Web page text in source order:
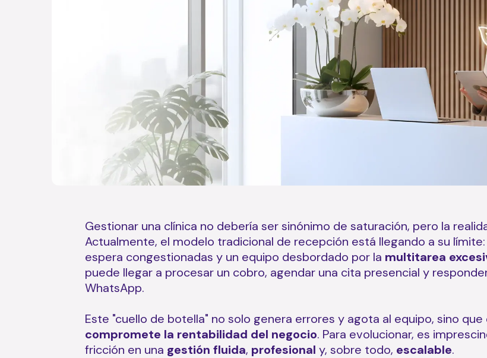
Gestionar una clínica no debería ser sinónimo de saturación, pero la
Actualmente, el modelo tradicional de recepción está llegando a su
espera congestionadas y un equipo desbordado por la multitarea
puede llegar a procesar un cobro, agendar una cita presencial y
WhatsApp.
Este "cuello de botella" no solo genera errores y agota al equipo, sino que
compromete la rentabilidad del negocio. Para evolucionar, es
fricción en una gestión fluida, profesional y, sobre todo, escalable.